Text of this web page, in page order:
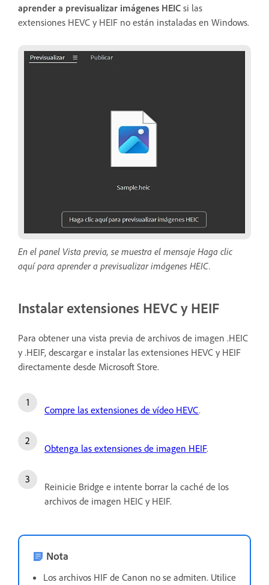
aprender a previsualizar imágenes HEIC si las
extensiones HEVC y HEIF no están instaladas en Windows.
En el panel Vista previa, se muestra el mensaje Haga clic
aquí para aprender a previsualizar imágenes HEIC.
Instalar extensiones HEVC y HEIF
Para obtener una vista previa de archivos de imagen .HEIC
y .HEIF, descargar e instalar las extensiones HEVC y HEIF
directamente desde Microsoft Store.
Compre las extensiones de vídeo HEVC.
Obtenga las extensiones de imagen HEIF.
Reinicie Bridge e intente borrar la caché de los
archivos de imagen HEIC y HEIF.
Nota
Los archivos HIF de Canon no se admiten. Utilice